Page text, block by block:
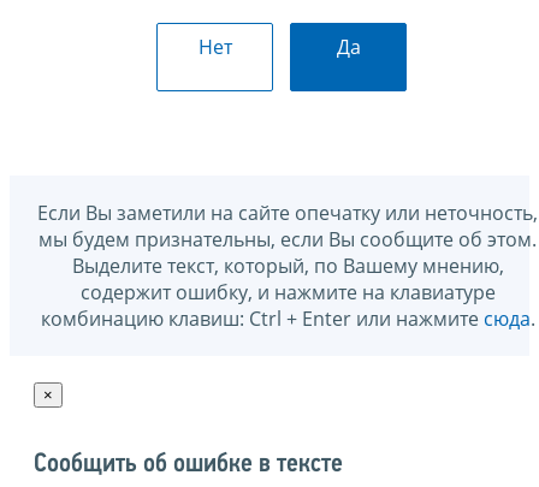
Нет Да
Если Вы заметили на сайте опечатку или неточность,
мы будем признательны, если Вы сообщите об этом.
Выделите текст, который, по Вашему мнению,
содержит ошибку, и нажмите на клавиатуре
комбинацию клавиш: Ctrl + Enter или нажмите сюда.
×
Сообщить об ошибке в тексте